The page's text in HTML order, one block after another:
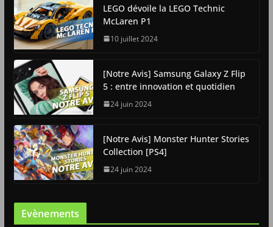
LEGO dévoile la LEGO Technic
McLaren P1
10 juillet 2024
[Notre Avis] Samsung Galaxy Z Flip
5 : entre innovation et quotidien
24 juin 2024
[Notre Avis] Monster Hunter Stories
Collection [PS4]
24 juin 2024
Evènements